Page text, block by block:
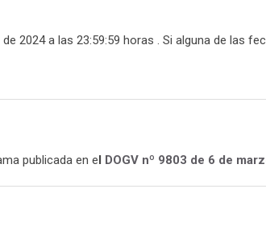
2024 a las 23:59:59 horas . Si alguna de
publicada en el DOGV nº 9803 de 6 de